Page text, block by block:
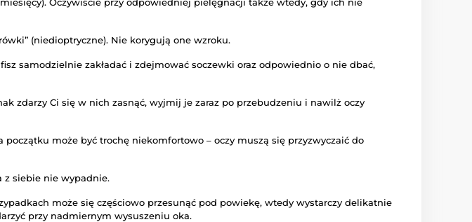
Oczywiście przy odpowiedniej pielęgnacji także wtedy, gdy ich nie
(niedioptryczne). Nie korygują one wzroku.
samodzielnie zakładać i zdejmować soczewki oraz odpowiednio o nie dbać,
zdarzy Ci się w nich zasnąć, wyjmij je zaraz po przebudzeniu i nawilż oczy
początku może być trochę niekomfortowo – oczy muszą się przyzwyczaić do
z siebie nie wypadnie.
może się częściowo przesunąć pod powiekę, wtedy wystarczy delikatnie
przy nadmiernym wysuszeniu oka.